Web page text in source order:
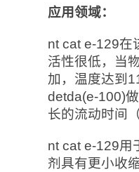
应用领域：
nt cat e-129在
活性很低，当
加，温度达到
detda(e-100)
长的流动时间
nt cat e-129用
剂具有更小收缩